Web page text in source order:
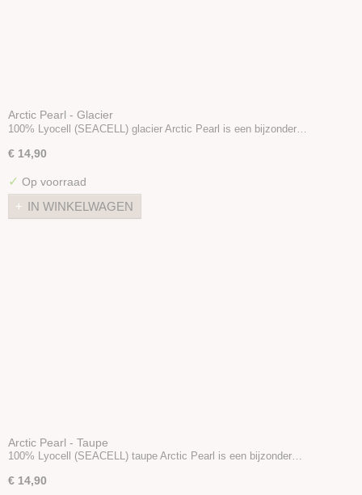
Arctic Pearl - Glacier
100% Lyocell (SEACELL) glacier Arctic Pearl is een bijzonder…
€ 14,90
✓ Op voorraad
IN WINKELWAGEN
Arctic Pearl - Taupe
100% Lyocell (SEACELL) taupe Arctic Pearl is een bijzonder…
€ 14,90